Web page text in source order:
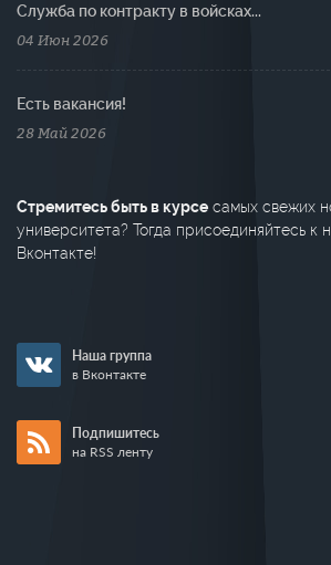
Cлужба по контракту в войсках...
04 Июн 2026
Есть вакансия!
28 Май 2026
Стремитесь быть в курсе самых свежих
университета? Тогда присоединяйтесь к
Вконтакте!
Наша группа
в Вконтакте
Подпишитесь
на RSS ленту